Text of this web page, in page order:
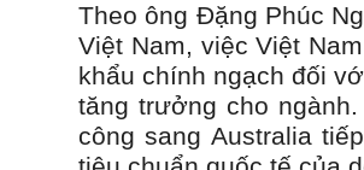
Theo ông Đặng Phúc
Việt Nam, việc Việt
khẩu chính ngạch đối
tăng trưởng cho
công sang Australia